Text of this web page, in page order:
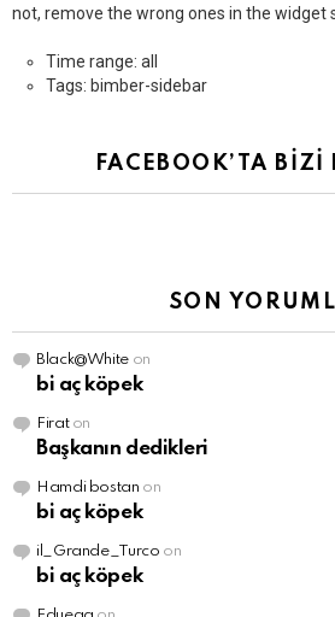
not, remove the wrong ones in the widget
Time range: all
Tags: bimber-sidebar
FACEBOOK’TA BİZİ
SON
Black@White on
bi aç köpek
Firaton
Başkanın dedikleri
Hamdi bostan on
bi aç köpek
il_Grande_Turco on
bi aç köpek